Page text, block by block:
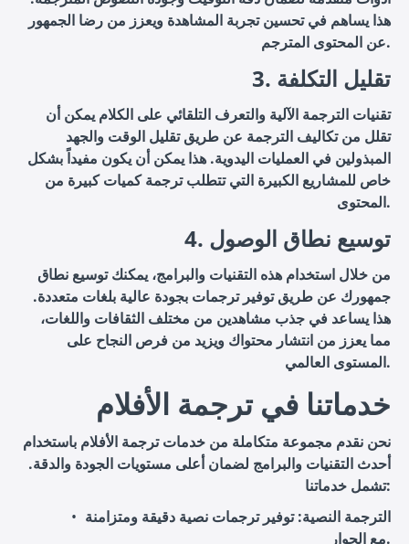
هذا يساهم في تحسين تجربة المشاهدة ويعزز من رضا الجمهور
عن المحتوى المترجم.
3. تقليل التكلفة
تقنيات الترجمة الآلية والتعرف التلقائي على الكلام يمكن أن
تقلل من تكاليف الترجمة عن طريق تقليل الوقت والجهد
المبذولين في العمليات اليدوية. هذا يمكن أن يكون مفيداً بشكل
خاص للمشاريع الكبيرة التي تتطلب ترجمة كميات كبيرة من
المحتوى.
4. توسيع نطاق الوصول
من خلال استخدام هذه التقنيات والبرامج، يمكنك توسيع نطاق
جمهورك عن طريق توفير ترجمات بجودة عالية بلغات متعددة.
هذا يساعد في جذب مشاهدين من مختلف الثقافات واللغات،
مما يعزز من انتشار محتواك ويزيد من فرص النجاح على
المستوى العالمي.
خدماتنا في ترجمة الأفلام
نحن نقدم مجموعة متكاملة من خدمات ترجمة الأفلام باستخدام
أحدث التقنيات والبرامج لضمان أعلى مستويات الجودة والدقة.
تشمل خدماتنا:
الترجمة النصية: توفير ترجمات نصية دقيقة ومتزامنة
مع الحوار.